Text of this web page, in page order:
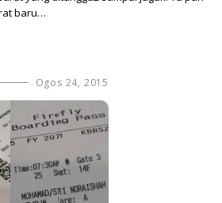
baru…
Ogos 24, 2015